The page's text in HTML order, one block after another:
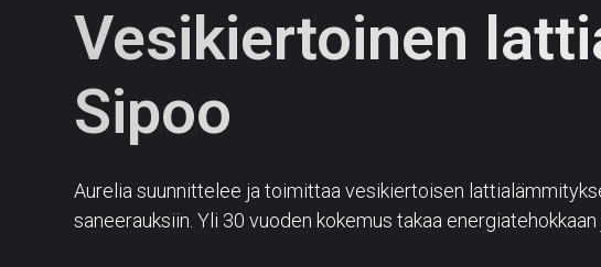
Vesikiertoinen
Sipoo
Aurelia suunnittelee ja toimittaa vesikiertoisen
saneerauksiin. Yli 30 vuoden kokemus takaa energiatehokkaan